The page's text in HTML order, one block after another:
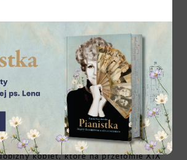
organizują happeningi, upamiętniają
ulic i skwerów, tworzą bezpłatne
oraz publikują książki i artykuły
po to, by zaszczepić
do Poznania oraz promować
patriotyczne.
rozpoczęła projekt edukacyjny
, w ramach którego opowiadała
oczami dwójki młodych
listy miłosne. Zespół fundacji
akcjęMatki Chrzestne Powstania
serię pocztówek oraz znaczków
kobiet, które na przełomie XIX